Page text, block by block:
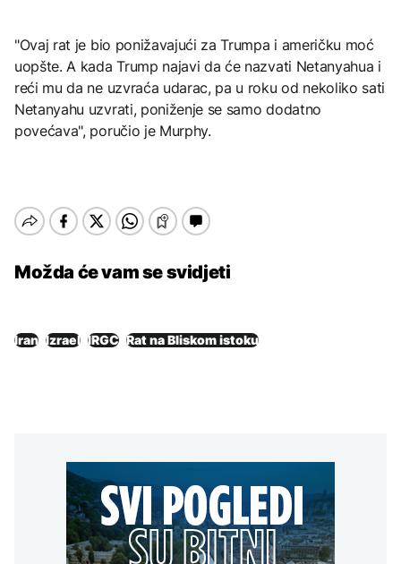
"Ovaj rat je bio ponižavajući za Trumpa i američku moć
uopšte. A kada Trump najavi da će nazvati Netanyahua i
reći mu da ne uzvraća udarac, pa u roku od nekoliko sati
Netanyahu uzvrati, poniženje se samo dodatno
povećava", poručio je Murphy.
Možda će vam se svidjeti
Iran Izrael IRGC Rat na Bliskom istoku